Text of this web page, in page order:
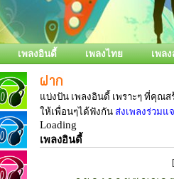
เพลงอินดี้ เพลงไทย เพล
แบ่งปัน เพลงอินดี้ เพราะๆ ที่คุณส
ให้เพื่อนๆได้ฟังกัน ส่งเพลงร่วมแ
Loading
เพลงอินดี้
[